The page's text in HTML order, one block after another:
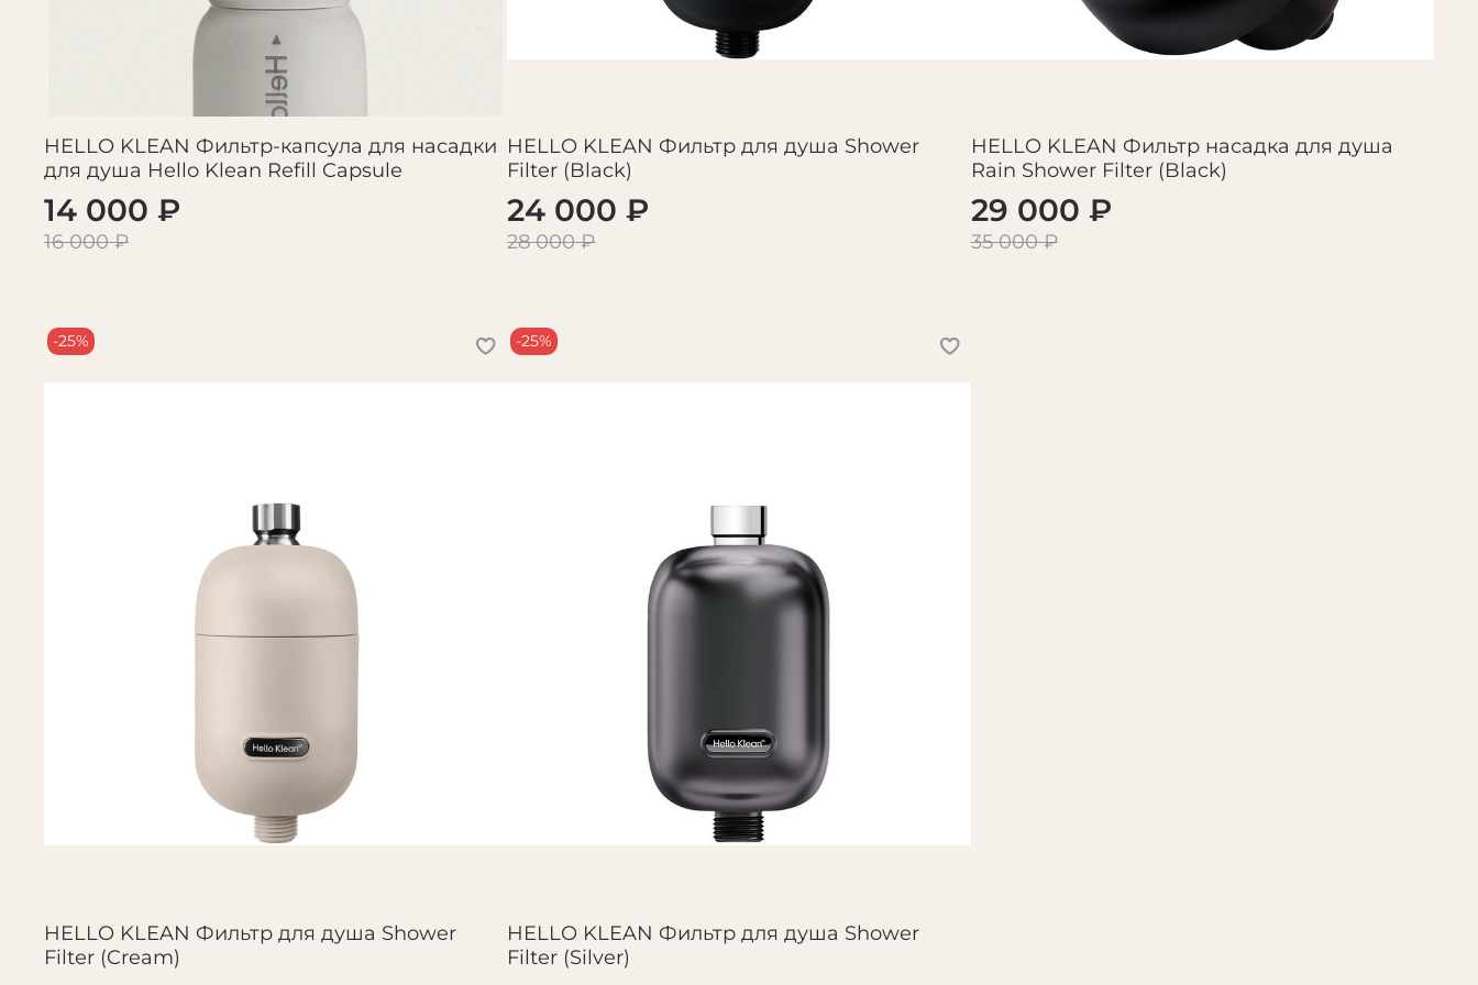
HELLO KLEAN Фильтр-капсула для насадки
для душа Hello Klean Refill Capsule
14 000 ₽
16 000 ₽
HELLO KLEAN Фильтр для душа Shower
Filter (Black)
24 000 ₽
28 000 ₽
HELLO KLEAN Фильтр насадка для душа
Rain Shower Filter (Black)
29 000 ₽
35 000 ₽
-25%
HELLO KLEAN Фильтр для душа Shower
Filter (Cream)
-25%
HELLO KLEAN Фильтр для душа Shower
Filter (Silver)